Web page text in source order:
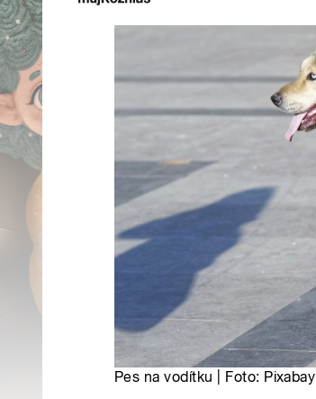
Pes na vodítku | Foto: Pixabay